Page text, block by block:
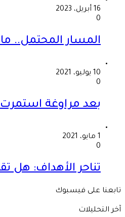
16 أبريل، 2023
0
المسار المحتمل..
10 يوليو، 2021
0
بعد مراوغة استمرت “10” سنوات.. لماذا تريد إثيوبيا
1 مايو، 2021
0
تناحر الأهداف: هل
تابعنا على فيسبوك
آخر التحليلات